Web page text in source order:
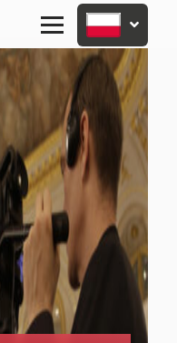
Primary
Menu